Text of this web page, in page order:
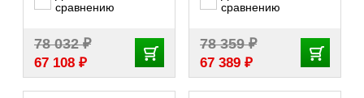
сравнению
78 032₽
67 108 ₽
сравнению
78 359₽
67 389 ₽